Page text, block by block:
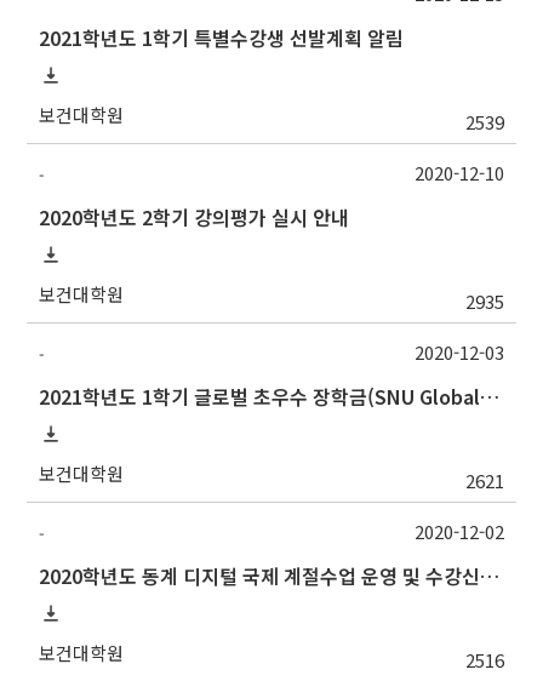
2021학년도 1학기 특별수강생 선발계획 알림
보건대학원 2539
-
2020학년도 2학기 강의평가 실시 안내
보건대학원 2935
2020-12-10
-
2021학년도 1학기 글로벌 초우수 장학금(SNU Global Scholarship, GS) 신청 안내
보건대학원 2621
2020-12-03
-
2020학년도 동계 디지털 국제 계절수업 운영 및 수강신청 안내
보건대학원 2516
2020-12-02